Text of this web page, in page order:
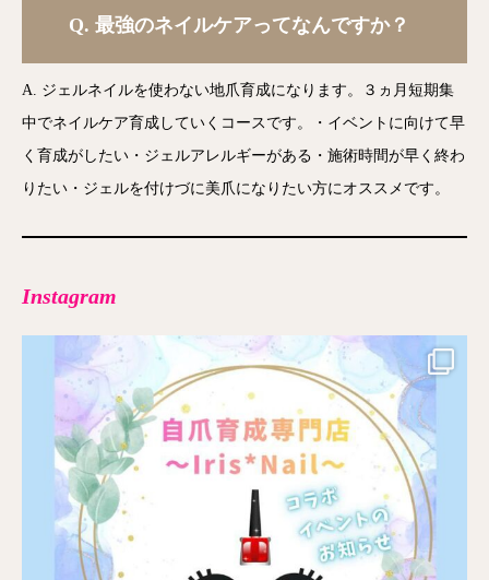
Q. 最強のネイルケアってなんですか？
A. ジェルネイルを使わない地爪育成になります。３ヵ月短期集
中でネイルケア育成していくコースです。・イベントに向けて早
く育成がしたい・ジェルアレルギーがある・施術時間が早く終わ
りたい・ジェルを付けづに美爪になりたい方にオススメです。
Instagram